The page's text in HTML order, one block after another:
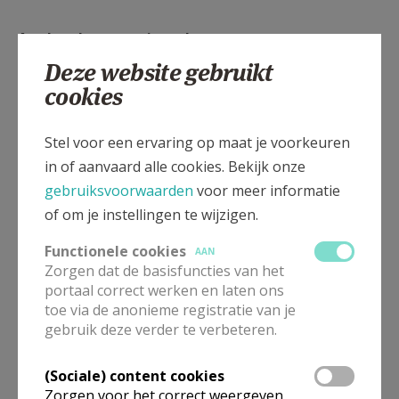
As als teken van nieuw Leven
In de middeleeuwen en in sommige
ontwikkelingslanden tot op vandaag worden de
stoppels stro, die na de oogst op het land
achterblijven, in brand gestoken en in de aarde
ingeploegd. As maakt vruchtbaar.
voorbereidingstijd op Pasen. We bereiden ons voor
op het nieuwe Leven dat ons met Pasen wordt
aangezegd.
nieuws te beginnen. Noach verblijft veertig dagen en
Deze website gebruikt
cookies
Stel voor een ervaring op maat je voorkeuren
in of aanvaard alle cookies. Bekijk onze
gebruiksvoorwaarden voor meer informatie
of om je instellingen te wijzigen.
Functionele cookies
AAN
Zorgen dat de basisfuncties van het
portaal correct werken en laten ons
toe via de anonieme registratie van je
gebruik deze verder te verbeteren.
(Sociale) content cookies
Zorgen voor het correct weergeven